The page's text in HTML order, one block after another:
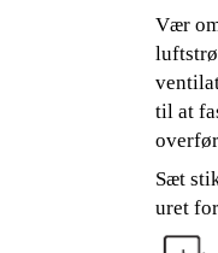
Vær
til at
Sæt
uret